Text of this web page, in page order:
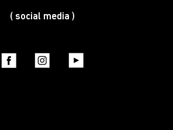
( social media )